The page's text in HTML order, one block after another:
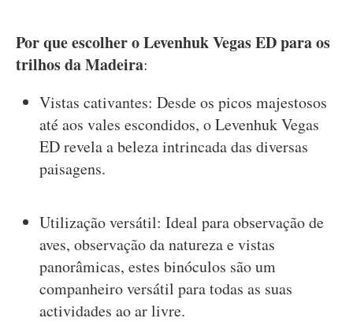
Por que escolher o Levenhuk Vegas ED para os
trilhos da Madeira:
Vistas cativantes: Desde os picos majestosos
até aos vales escondidos, o Levenhuk Vegas
ED revela a beleza intrincada das diversas
paisagens.
Utilização versátil: Ideal para observação de
aves, observação da natureza e vistas
panorâmicas, estes binóculos são um
companheiro versátil para todas as suas
actividades ao ar livre.